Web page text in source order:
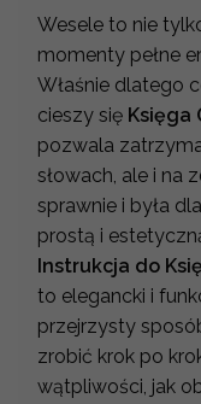
Wesele to nie
momenty pełne
Właśnie dlatego
cieszy się Księga
pozwala
słowach, ale i na
sprawnie i była
prostą i
Instrukcja do
to elegancki i
przejrzysty
zrobić krok po
wątpliwości, jak